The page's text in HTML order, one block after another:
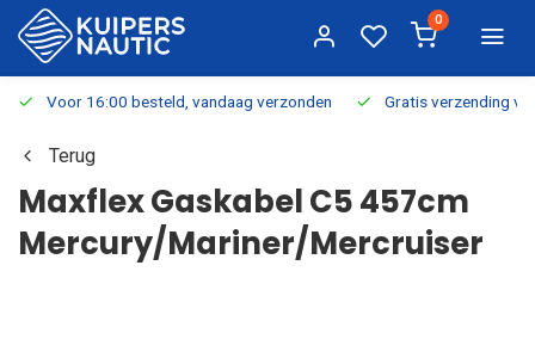
0
Voor 16:00 besteld, vandaag verzonden Gratis verzending
Terug
Maxflex Gaskabel C5 457cm
Mercury/Mariner/Mercruiser